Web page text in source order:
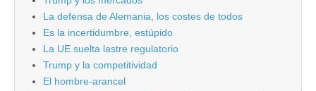
La defensa de Alemania, los costes de todos
Es la incertidumbre, estúpido
La UE suelta lastre regulatorio
Trump y la competitividad
El hombre-arancel